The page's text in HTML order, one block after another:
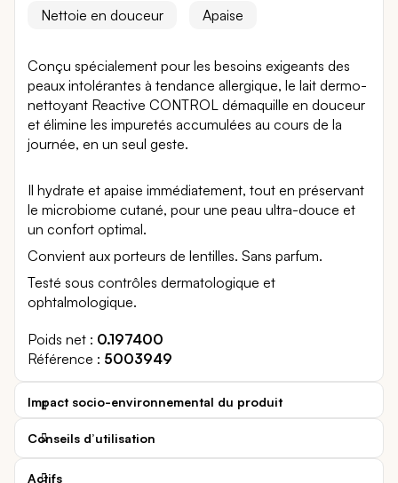
Nettoie en douceur Apaise
Conçu spécialement pour les besoins exigeants des
peaux intolérantes à tendance allergique, le lait dermo-
nettoyant Reactive CONTROL démaquille en douceur
et élimine les impuretés accumulées au cours de la
journée, en un seul geste.
Il hydrate et apaise immédiatement, tout en préservant
le microbiome cutané, pour une peau ultra-douce et
un confort optimal.
Convient aux porteurs de lentilles. Sans parfum.
Testé sous contrôles dermatologique et
ophtalmologique.
Poids net
0.197400
Référence
5003949
Impact socio-environnemental du produit
Conseils d’utilisation
Actifs